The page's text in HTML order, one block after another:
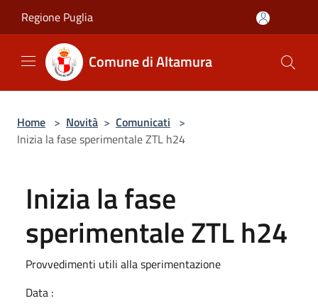
Regione Puglia
Comune di Altamura
Home > Novità > Comunicati >
Inizia la fase sperimentale ZTL h24
Inizia la fase
sperimentale ZTL h24
Provvedimenti utili alla sperimentazione
Data :